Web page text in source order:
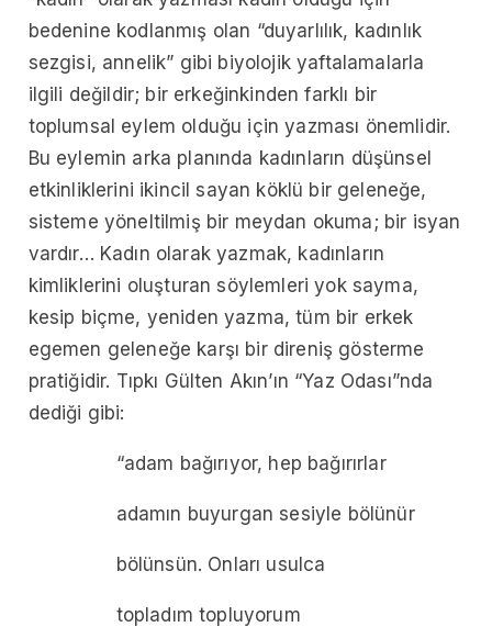
bedenine kodlanmış olan “duyarlılık, kadınlık
sezgisi, annelik” gibi biyolojik yaftalamalarla
ilgili değildir; bir erkeğinkinden farklı bir
toplumsal eylem olduğu için yazması önemlidir.
Bu eylemin arka planında kadınların düşünsel
etkinliklerini ikincil sayan köklü bir geleneğe,
sisteme yöneltilmiş bir meydan okuma; bir isyan
vardır… Kadın olarak yazmak, kadınların
kimliklerini oluşturan söylemleri yok sayma,
kesip biçme, yeniden yazma, tüm bir erkek
egemen geleneğe karşı bir direniş gösterme
pratiğidir. Tıpkı Gülten Akın’ın “Yaz Odası”nda
dediği gibi:
“adam bağırıyor, hep bağırırlar
adamın buyurgan sesiyle bölünür
bölünsün. Onları usulca
topladım topluyorum